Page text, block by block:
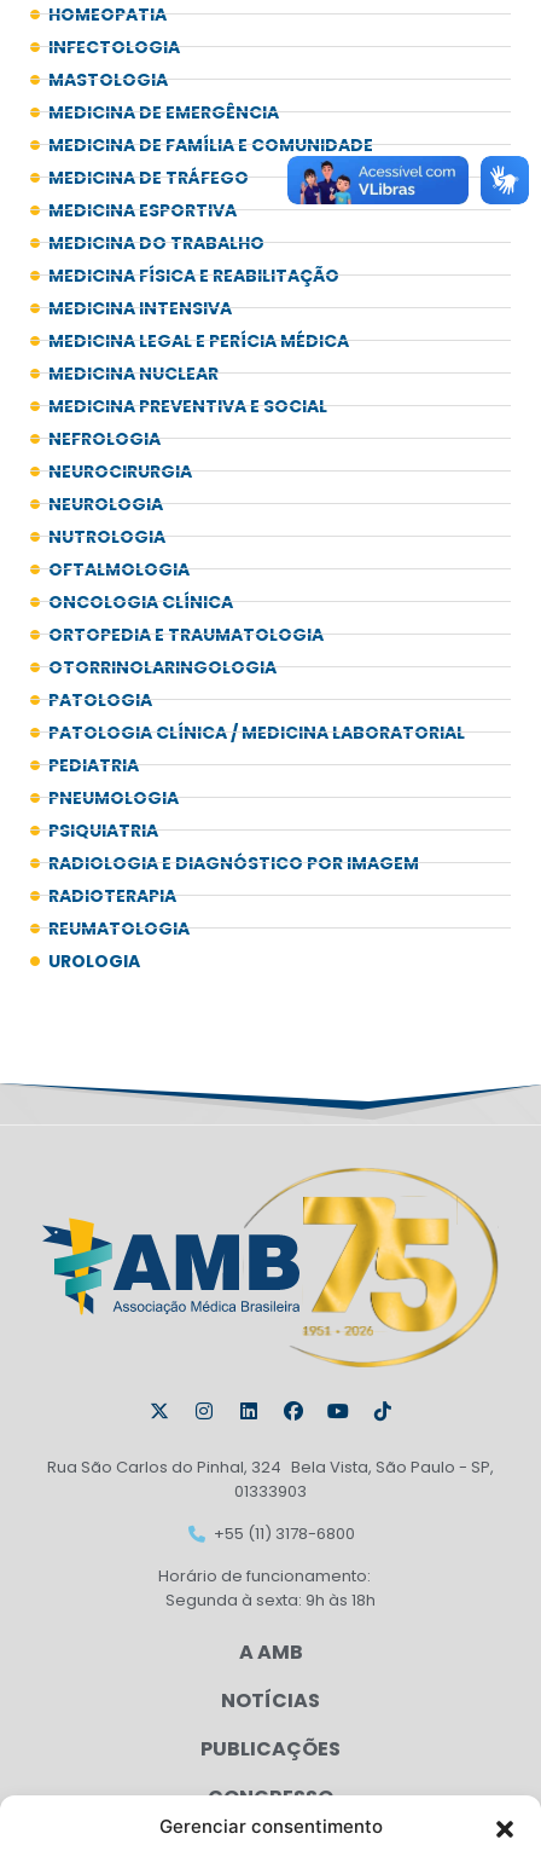
Gerenciar consentimento
HOMEOPATIA
INFECTOLOGIA
MASTOLOGIA
MEDICINA DE EMERGÊNCIA
MEDICINA DE FAMÍLIA E COMUNIDADE
MEDICINA DE TRÁFEGO
MEDICINA ESPORTIVA
MEDICINA DO TRABALHO
MEDICINA FÍSICA E REABILITAÇÃO
MEDICINA INTENSIVA
MEDICINA LEGAL E PERÍCIA MÉDICA
MEDICINA NUCLEAR
MEDICINA PREVENTIVA E SOCIAL
NEFROLOGIA
NEUROCIRURGIA
NEUROLOGIA
NUTROLOGIA
OFTALMOLOGIA
ONCOLOGIA CLÍNICA
ORTOPEDIA E TRAUMATOLOGIA
OTORRINOLARINGOLOGIA
PATOLOGIA
PATOLOGIA CLÍNICA / MEDICINA LABORATORIAL
PEDIATRIA
PNEUMOLOGIA
PSIQUIATRIA
RADIOLOGIA E DIAGNÓSTICO POR IMAGEM
RADIOTERAPIA
REUMATOLOGIA
UROLOGIA
Rua São Carlos do Pinhal, 324 Bela Vista, São Paulo - SP,
01333903
+55 (11) 3178-6800
Horário de funcionamento:
Segunda à sexta: 9h às 18h
A AMB
NOTÍCIAS
PUBLICAÇÕES
CONGRESSO